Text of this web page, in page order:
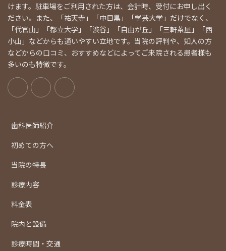
けます。駐車場をご利用された方は、会計時、受付にお申し出く
ださい。また、「祐天寺」「中目黒」「学芸大学」だけでなく、
「代官山」「都立大学」「渋谷」「自由が丘」「三軒茶屋」「西
小山」などからも通いやすい立地です。当院の評判や、知人の方
などからの口コミ、おすすめなどによってご来院される患者様も
多いのも特徴です。
歯科医師紹介
初めての方へ
当院の特長
診療内容
料金表
院内と設備
診療時間・交通